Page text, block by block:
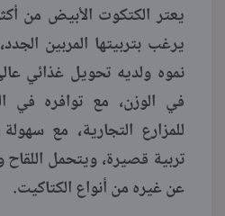
منوعاتيعتر الكتكوت الأبيض من
يرغب بتربيتها المربين
نموه ولديه تحويل غذائي
في الوزن، مع توافره في
للمزارع التجارية، مع
تربية قصيرة، ويتحمل
عن غيره من أنواع الكتاكيت.